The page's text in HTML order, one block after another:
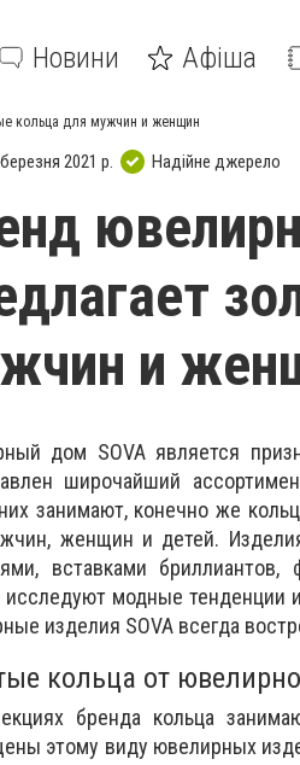
Новини Афіша
кольца для мужчин и женщин
2021 р. Надійне джерело
и
дом SOVA является
широчайший
занимают, конечно же
женщин и детей.
вставками
исследуют модные тенденции
изделия SOVA всегда
кольца от
бренда кольца
этому виду ювелирных